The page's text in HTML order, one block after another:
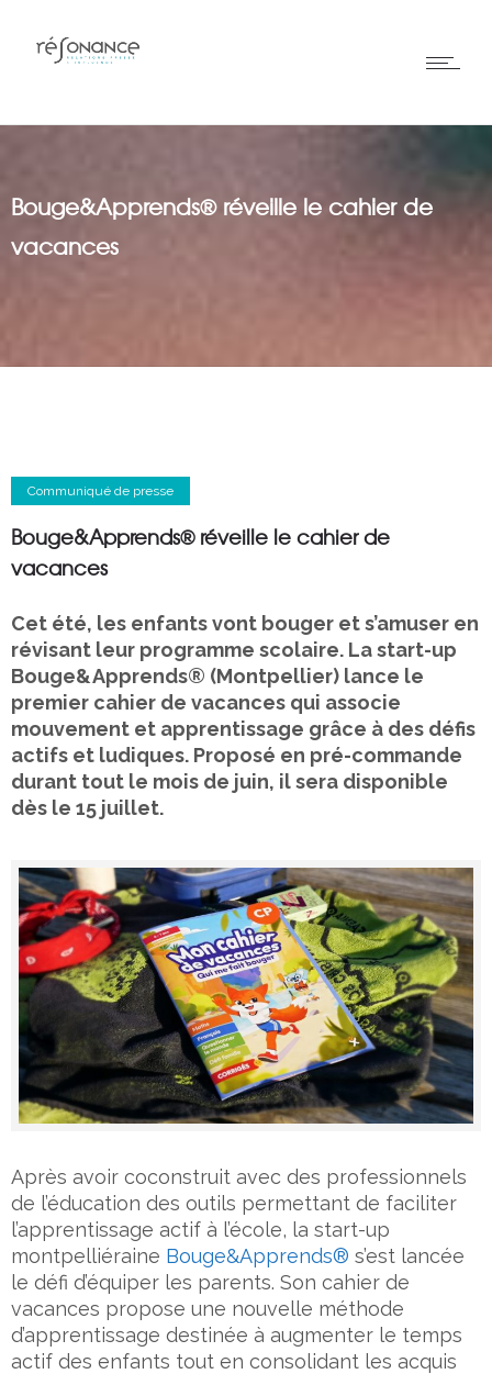
Bouge&Apprends® réveille le cahier de
vacances
Communiqué de presse
Bouge&Apprends® réveille le cahier de
vacances
Cet été, les enfants vont bouger et s’amuser en
révisant leur programme scolaire. La start-up
Bouge&Apprends® (Montpellier) lance le
premier cahier de vacances qui associe
mouvement et apprentissage grâce à des défis
actifs et ludiques. Proposé en pré-commande
durant tout le mois de juin, il sera disponible
dès le 15 juillet.
Après avoir coconstruit avec des professionnels
de l’éducation des outils permettant de faciliter
l’apprentissage actif à l’école, la start-up
montpelliéraine Bouge&Apprends® s’est lancée
le défi d’équiper les parents. Son cahier de
vacances propose une nouvelle méthode
d’apprentissage destinée à augmenter le temps
actif des enfants tout en consolidant les acquis